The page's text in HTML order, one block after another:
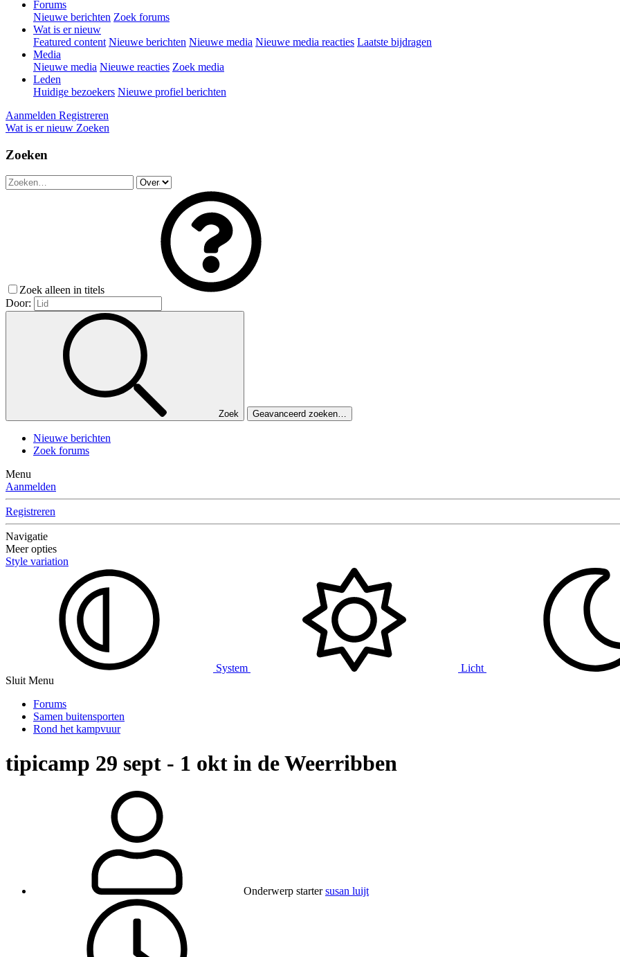
Forums
Nieuwe berichten Zoek forums
Wat is er nieuw
Featured content Nieuwe berichten Nieuwe media Nieuwe media reacties Laatste bijdragen
Media
Nieuwe media Nieuwe reacties Zoek media
Leden
Huidige bezoekers Nieuwe profiel berichten
Aanmelden Registreren
Wat is er nieuw Zoeken
Zoeken
Zoek alleen in titels
Door:
Zoek Geavanceerd zoeken…
Nieuwe berichten
Zoek forums
Menu
Aanmelden
Registreren
Navigatie
Meer opties
Style variation
System Licht
Sluit Menu
Forums
Samen buitensporten
Rond het kampvuur
tipicamp 29 sept - 1 okt in de Weerribben
Onderwerp starter susan luijt